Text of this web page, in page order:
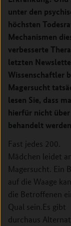
unter den
höchsten
Mechanismen
verbesserte
letzten
Wissenschaftler
Magersucht
lesen Sie, dass
hierfür nicht
behandelt
Fast jedes 200.
Mädchen leidet
Magersucht. Ein
auf die Waage
die Betroffenen
Qual sein.Es gibt
durchaus